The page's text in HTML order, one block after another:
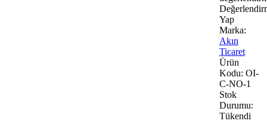
Yap
Marka:
Akın
Ticaret
Ürün
Kodu: OI-
C-NO-1
Stok
Durumu:
Tükendi